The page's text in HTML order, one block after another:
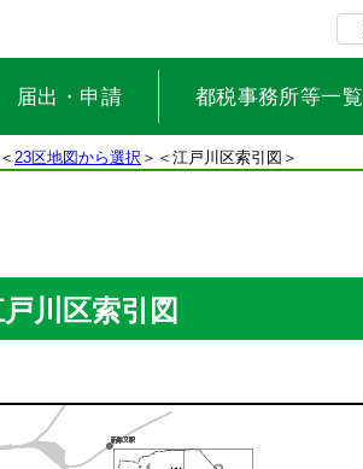
届出・申請 都税事務所等一覧
23区地図から選択 ＞＜江戸川区索引図＞
川区索引図